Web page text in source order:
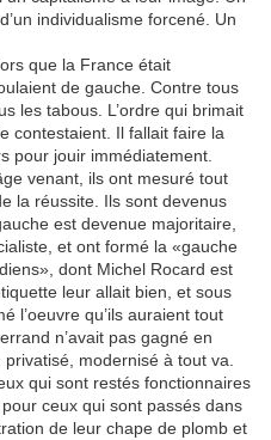
individualisme forcené. Un
que la France était
de gauche. Contre tous
les tabous. L’ordre qui brimait
contestaient. Il fallait faire la
pour jouir immédiatement.
venant, ils ont mesuré tout
la réussite. Ils sont devenus
est devenue majoritaire,
et ont formé la «gauche
dont Michel Rocard est
leur allait bien, et sous
l’oeuvre qu’ils auraient tout
n’avait pas gagné en
modernisé à tout va.
qui sont restés fonctionnaires
ceux qui sont passés dans
de leur chape de plomb et